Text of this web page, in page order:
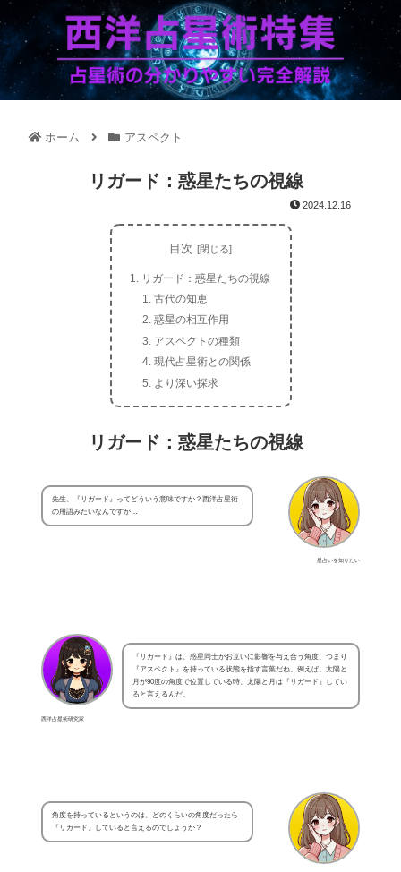
ホーム アスペクト
リガード：惑星たちの視線
2024.12.16
目次
リガード：惑星たちの視線
古代の知恵
惑星の相互作用
アスペクトの種類
現代占星術との関係
より深い探求
リガード：惑星たちの視線
星占いを知りたい
先生、『リガード』ってどういう意味ですか？西洋占星術
の用語みたいなんですが…
西洋占星術研究家
『リガード』は、惑星同士がお互いに影響を与え合う角度、つまり
『アスペクト』を持っている状態を指す言葉だね。例えば、太陽と
月が90度の角度で位置している時、太陽と月は『リガード』してい
ると言えるんだ。
角度を持っているというのは、どのくらいの角度だったら
『リガード』していると言えるのでしょうか？